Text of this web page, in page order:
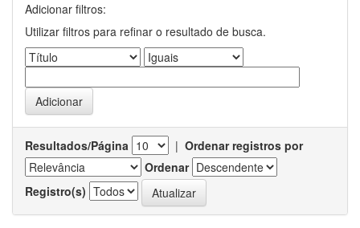
Adicionar filtros:
Utilizar filtros para refinar o resultado de busca.
Resultados/Página | Ordenar registros por
Ordenar
Registro(s)